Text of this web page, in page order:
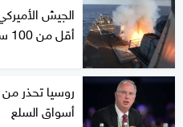
الجيش
أقل من 100 ساعة
روسيا تحذر
أسواق السلع